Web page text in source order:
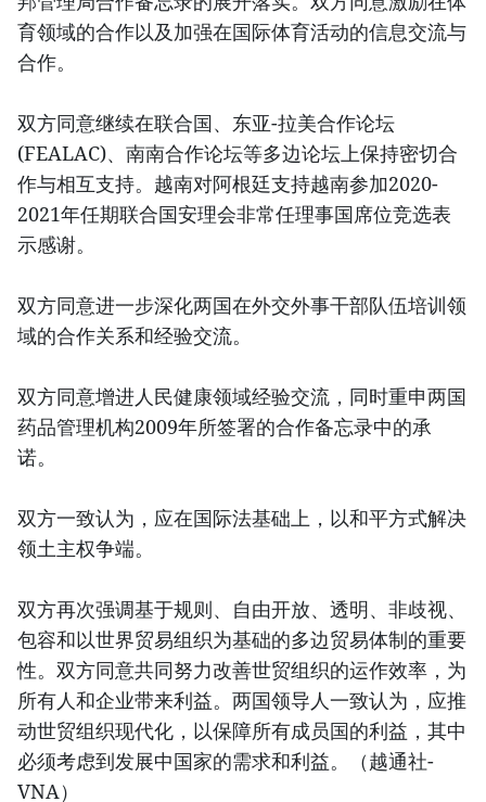
育领域的合作以及加强在国际体育活动的信息交流与
合作。
双方同意继续在联合国、东亚-拉美合作论坛
(FEALAC)、南南合作论坛等多边论坛上保持密切合
作与相互支持。越南对阿根廷支持越南参加2020-
2021年任期联合国安理会非常任理事国席位竞选表
示感谢。
双方同意进一步深化两国在外交外事干部队伍培训领
域的合作关系和经验交流。
双方同意增进人民健康领域经验交流，同时重申两国
药品管理机构2009年所签署的合作备忘录中的承
诺。
双方一致认为，应在国际法基础上，以和平方式解决
领土主权争端。
双方再次强调基于规则、自由开放、透明、非歧视、
包容和以世界贸易组织为基础的多边贸易体制的重要
性。双方同意共同努力改善世贸组织的运作效率，为
所有人和企业带来利益。两国领导人一致认为，应推
动世贸组织现代化，以保障所有成员国的利益，其中
必须考虑到发展中国家的需求和利益。（越通社-
VNA）